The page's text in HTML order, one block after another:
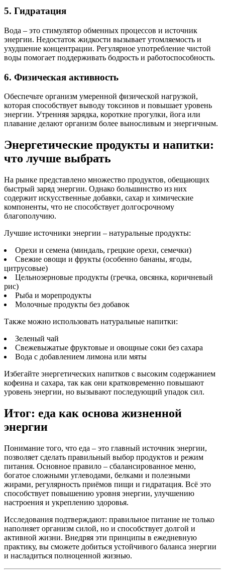
5. Гидратация
Вода – это стимулятор обменных процессов и источник
энергии. Недостаток жидкости вызывает утомляемость и
ухудшение концентрации. Регулярное употребление чистой
воды помогает поддерживать бодрость и работоспособность.
6. Физическая активность
Обеспечьте организм умеренной физической нагрузкой,
которая способствует выводу токсинов и повышает уровень
энергии. Утренняя зарядка, короткие прогулки, йога или
плавание делают организм более выносливым и энергичным.
Энергетические продукты и напитки:
что лучше выбрать
На рынке представлено множество продуктов, обещающих
быстрый заряд энергии. Однако большинство из них
содержит искусственные добавки, сахар и химические
компоненты, что не способствует долгосрочному
благополучию.
Лучшие источники энергии – натуральные продукты:
Орехи и семена (миндаль, грецкие орехи, семечки)
Свежие овощи и фрукты (особенно бананы, ягоды,
цитрусовые)
Цельнозерновые продукты (гречка, овсянка, коричневый
рис)
Рыба и морепродукты
Молочные продукты без добавок
Также можно использовать натуральные напитки:
Зеленый чай
Свежевыжатые фруктовые и овощные соки без сахара
Вода с добавлением лимона или мяты
Избегайте энергетических напитков с высоким содержанием
кофеина и сахара, так как они кратковременно повышают
уровень энергии, но вызывают последующий упадок сил.
Итог: еда как основа жизненной
энергии
Понимание того, что еда – это главный источник энергии,
позволяет сделать правильный выбор продуктов и режим
питания. Основное правило – сбалансированное меню,
богатое сложными углеводами, белками и полезными
жирами, регулярность приёмов пищи и гидратация. Всё это
способствует повышению уровня энергии, улучшению
настроения и укреплению здоровья.
Исследования подтверждают: правильное питание не только
наполняет организм силой, но и способствует долгой и
активной жизни. Внедряя эти принципы в ежедневную
практику, вы сможете добиться устойчивого баланса энергии
и насладиться полноценной жизнью.